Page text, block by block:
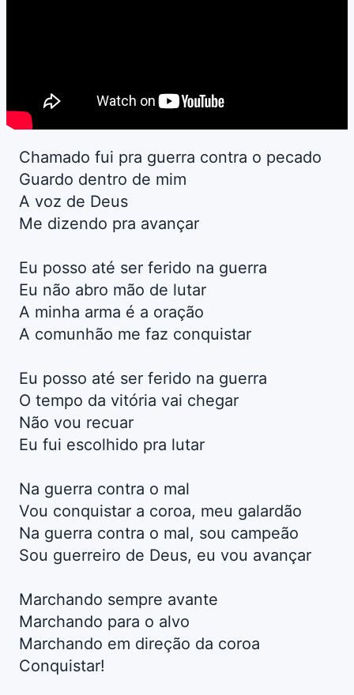
Chamado fui pra guerra contra o pecado
Guardo dentro de mim
A voz de Deus
Me dizendo pra avançar
Eu posso até ser ferido na guerra
Eu não abro mão de lutar
A minha arma é a oração
A comunhão me faz conquistar
Eu posso até ser ferido na guerra
O tempo da vitória vai chegar
Não vou recuar
Eu fui escolhido pra lutar
Na guerra contra o mal
Vou conquistar a coroa, meu galardão
Na guerra contra o mal, sou campeão
Sou guerreiro de Deus, eu vou avançar
Marchando sempre avante
Marchando para o alvo
Marchando em direção da coroa
Conquistar!